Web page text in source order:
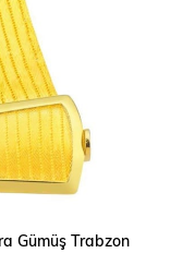
Gümüş Trabzon